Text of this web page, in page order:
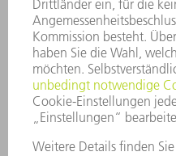
SECURITY
PRESSEMITTEILUNGEN
MAGAZINE
LIEFERANTEN
NACHHALTIGKEIT
UMWELT & KLIMA
SOZIALES & GESELLSCHAFT
UNTERNEHMENSFÜHRUNG